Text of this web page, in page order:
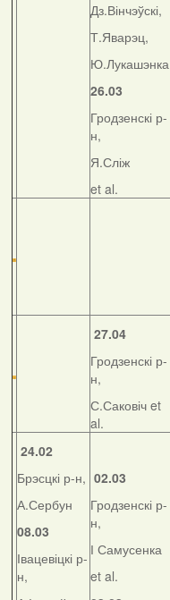
Дз.Вінчэўскі,
Т.Яварэц,
Ю.Лукашэнка
26.03
Гродзенскі р-
н,
Я.Сліж
et al.
27.04
Гродзенскі р-
н,
С.Саковіч et
al.
24.02
Брэсцкі р-н,
А.Сербун
08.03
Івацевіцкі р-
н,
02.03
Гродзенскі р-
н,
І Самусенка
et al.